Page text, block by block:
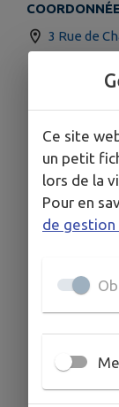
3 Rue de
Ce site
un petit
lors de la
Pour en
de gestion